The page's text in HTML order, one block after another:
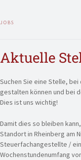
Jobs
JOBS
Aktuelle
Suchen Sie eine Stelle,
gestalten können und bei
Dies ist uns wichtig!
Damit dies so bleiben
Standort in Rheinberg am
Steuerfachangestellte /
Wochenstundenumfang